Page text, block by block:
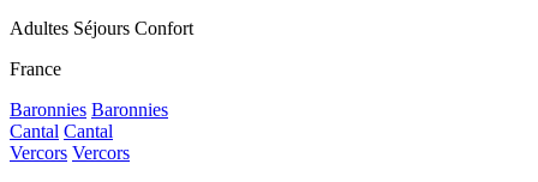
Adultes Séjours Confort
France
Baronnies Baronnies
Cantal Cantal
Vercors Vercors